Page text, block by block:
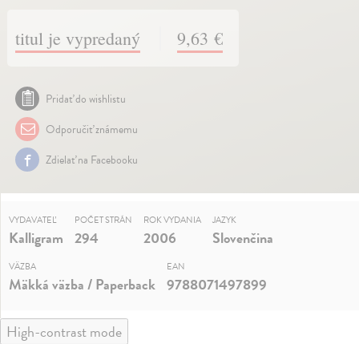
titul je vypredaný 9,63 €
Pridať do wishlistu
Odporučiť známemu
Zdielať na Facebooku
VYDAVATEĽ
Kalligram
POČET STRÁN
294
ROK VYDANIA
2006
JAZYK
Slovenčina
VÄZBA
Mäkká väzba / Paperback
EAN
9788071497899
High-contrast mode